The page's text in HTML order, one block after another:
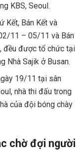
KBS, Seoul.
Kết, Bán Kết và
11 – 05/11 và Bán
đều được tổ chức tại
Nhà Sajik ở Busan.
19/11 tại sân
nhà thi đấu trong
của đội bóng chày
chờ đợi người